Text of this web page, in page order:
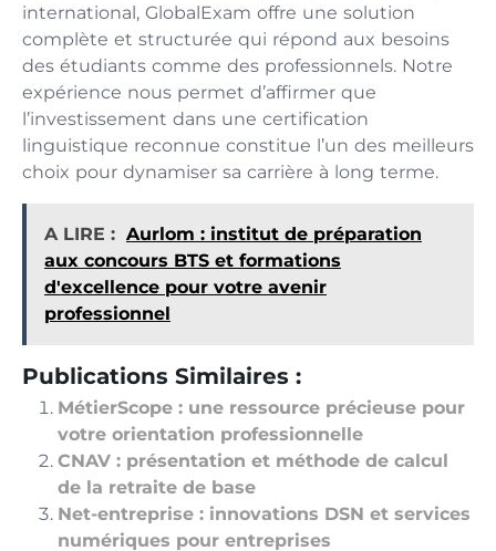
international, GlobalExam offre une solution
complète et structurée qui répond aux besoins
des étudiants comme des professionnels. Notre
expérience nous permet d’affirmer que
l’investissement dans une certification
linguistique reconnue constitue l’un des meilleurs
choix pour dynamiser sa carrière à long terme.
A LIRE : Aurlom : institut de préparation
aux concours BTS et formations
d'excellence pour votre avenir
professionnel
Publications Similaires :
MétierScope : une ressource précieuse pour
votre orientation professionnelle
CNAV : présentation et méthode de calcul
de la retraite de base
Net-entreprise : innovations DSN et services
numériques pour entreprises